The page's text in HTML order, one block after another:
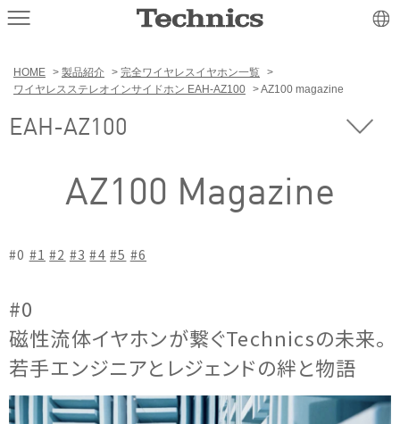
HOME > 製品紹介 > 完全ワイヤレスイヤホン一覧 >
ワイヤレスステレオインサイドホン EAH-AZ100 > AZ100 magazine
EAH-AZ100
AZ100 Magazine
#0 #1 #2 #3 #4 #5 #6
#0
磁性流体イヤホンが繋ぐTechnicsの未来。
若手エンジニアとレジェンドの絆と物語